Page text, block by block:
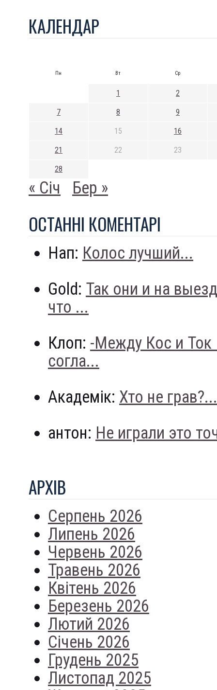
КАЛЕНДАР
Пн Вт Ср
1 2
7 8 9
14 15 16
21 22 23
28
« Січ Бер »
ОСТАННI КОМЕНТАРI
Нап: Колос лучший...
Gold: Так они и на
что ...
Клоп: -Между Кос и
согла...
Академік: Хто не грав?...
антон: Не играли это
АРХIВ
Серпень 2026
Липень 2026
Червень 2026
Травень 2026
Квітень 2026
Березень 2026
Лютий 2026
Січень 2026
Грудень 2025
Листопад 2025